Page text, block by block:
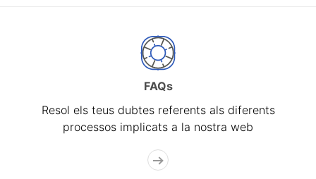
FAQs
Resol els teus dubtes referents als diferents
processos implicats a la nostra web